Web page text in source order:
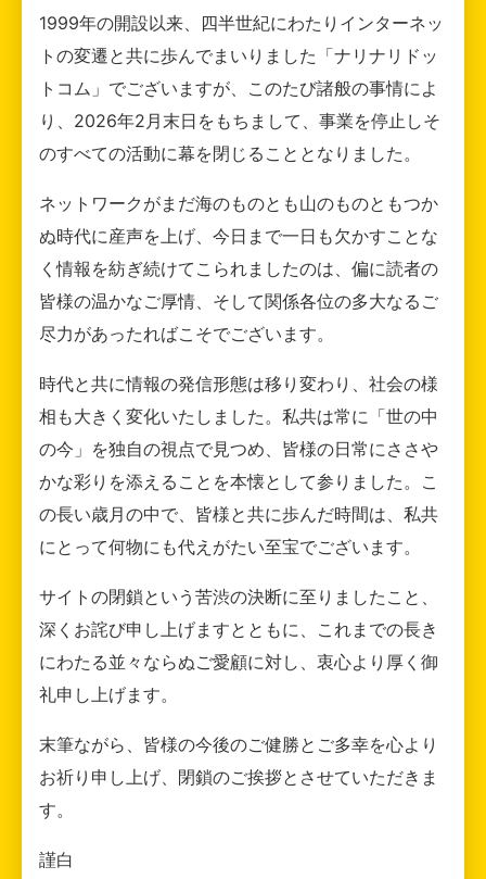
1999年の開設以来、四半世紀にわたりインターネッ
トの変遷と共に歩んでまいりました「ナリナリドッ
トコム」でございますが、このたび諸般の事情によ
り、2026年2月末日をもちまして、事業を停止しそ
のすべての活動に幕を閉じることとなりました。
ネットワークがまだ海のものとも山のものともつか
ぬ時代に産声を上げ、今日まで一日も欠かすことな
く情報を紡ぎ続けてこられましたのは、偏に読者の
皆様の温かなご厚情、そして関係各位の多大なるご
尽力があったればこそでございます。
時代と共に情報の発信形態は移り変わり、社会の様
相も大きく変化いたしました。私共は常に「世の中
の今」を独自の視点で見つめ、皆様の日常にささや
かな彩りを添えることを本懐として参りました。こ
の長い歳月の中で、皆様と共に歩んだ時間は、私共
にとって何物にも代えがたい至宝でございます。
サイトの閉鎖という苦渋の決断に至りましたこと、
深くお詫び申し上げますとともに、これまでの長き
にわたる並々ならぬご愛顧に対し、衷心より厚く御
礼申し上げます。
末筆ながら、皆様の今後のご健勝とご多幸を心より
お祈り申し上げ、閉鎖のご挨拶とさせていただきま
す。
謹白